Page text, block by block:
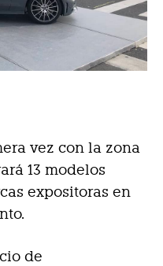
vez con la zona
13 modelos
expositoras en
de